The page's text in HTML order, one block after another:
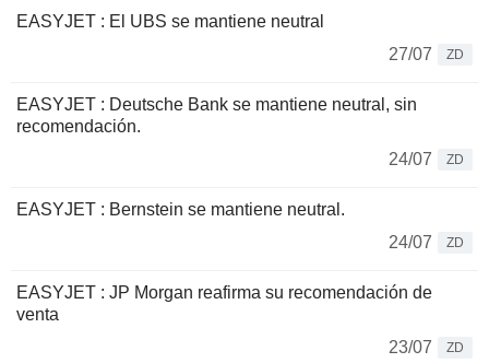
EASYJET : El UBS se mantiene neutral
27/07
ZD
EASYJET : Deutsche Bank se mantiene neutral, sin
recomendación.
24/07
ZD
EASYJET : Bernstein se mantiene neutral.
24/07
ZD
EASYJET : JP Morgan reafirma su recomendación de
venta
23/07
ZD